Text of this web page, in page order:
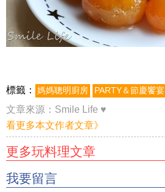
標籤： 媽媽聰明廚房 PARTY＆節慶饗宴
文章來源： Smile Life ♥
看更多本文作者文章》
更多玩料理文章
我要留言